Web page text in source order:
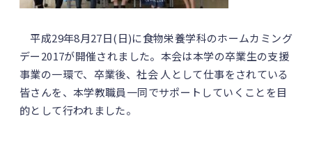
平成29年8月27日(日)に食物栄養学科のホームカミング
デー2017が開催されました。本会は本学の卒業生の支援
事業の一環で、卒業後、社会 人として仕事をされている
皆さんを、本学教職員一同でサポートしていくことを目
的として行われました。